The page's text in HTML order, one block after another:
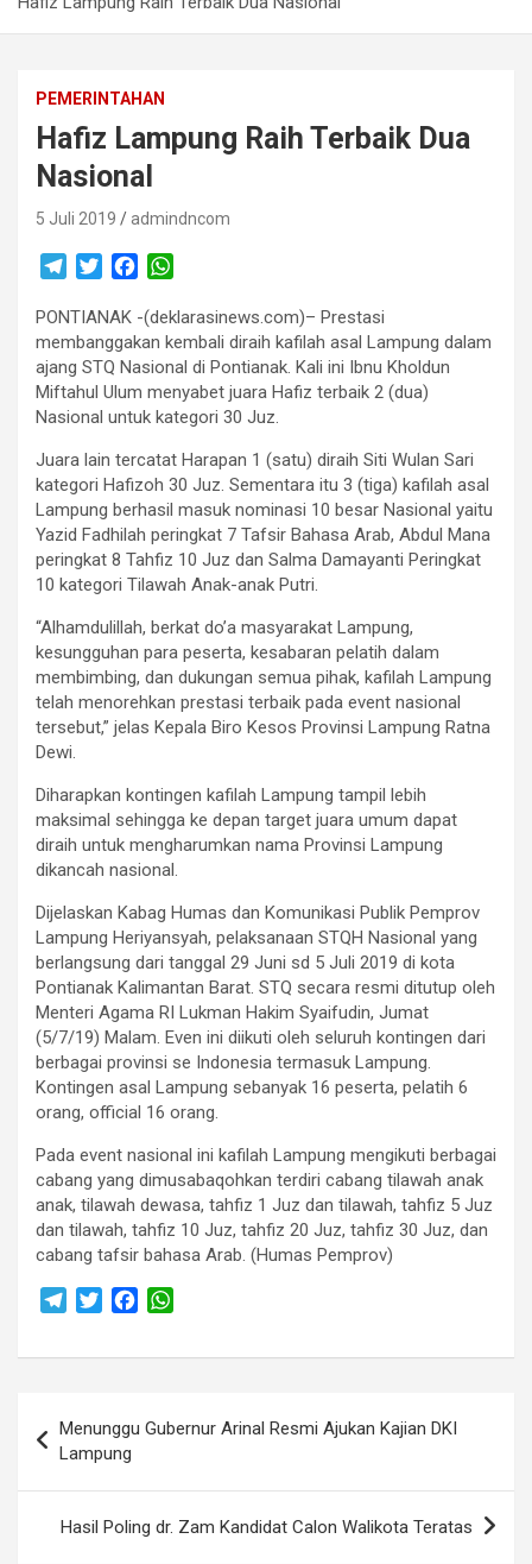
PEMERINTAHAN
Hafiz Lampung Raih Terbaik Dua
Nasional
5 Juli 2019 admindncom
l
e
g
r
a
i
t
t
e
c
e
b
o
o
a
t
s
A
p
p
PONTIANAK -(deklarasinews.com)– Prestasi
membanggakan kembali diraih kafilah asal Lampung dalam
ajang STQ Nasional di Pontianak. Kali ini Ibnu Kholdun
Miftahul Ulum menyabet juara Hafiz terbaik 2 (dua)
Nasional untuk kategori 30 Juz.
Juara lain tercatat Harapan 1 (satu) diraih Siti Wulan Sari
kategori Hafizoh 30 Juz. Sementara itu 3 (tiga) kafilah asal
Lampung berhasil masuk nominasi 10 besar Nasional yaitu
Yazid Fadhilah peringkat 7 Tafsir Bahasa Arab, Abdul Mana
peringkat 8 Tahfiz 10 Juz dan Salma Damayanti Peringkat
10 kategori Tilawah Anak-anak Putri.
“Alhamdulillah, berkat do’a masyarakat Lampung,
kesungguhan para peserta, kesabaran pelatih dalam
membimbing, dan dukungan semua pihak, kafilah Lampung
telah menorehkan prestasi terbaik pada event nasional
tersebut,” jelas Kepala Biro Kesos Provinsi Lampung Ratna
Dewi.
Diharapkan kontingen kafilah Lampung tampil lebih
maksimal sehingga ke depan target juara umum dapat
diraih untuk mengharumkan nama Provinsi Lampung
dikancah nasional.
Dijelaskan Kabag Humas dan Komunikasi Publik Pemprov
Lampung Heriyansyah, pelaksanaan STQH Nasional yang
berlangsung dari tanggal 29 Juni sd 5 Juli 2019 di kota
Pontianak Kalimantan Barat. STQ secara resmi ditutup oleh
Menteri Agama RI Lukman Hakim Syaifudin, Jumat
(5/7/19) Malam. Even ini diikuti oleh seluruh kontingen dari
berbagai provinsi se Indonesia termasuk Lampung.
Kontingen asal Lampung sebanyak 16 peserta, pelatih 6
orang, official 16 orang.
Pada event nasional ini kafilah Lampung mengikuti berbagai
cabang yang dimusabaqohkan terdiri cabang tilawah anak
anak, tilawah dewasa, tahfiz 1 Juz dan tilawah, tahfiz 5 Juz
dan tilawah, tahfiz 10 Juz, tahfiz 20 Juz, tahfiz 30 Juz, dan
cabang tafsir bahasa Arab. (Humas Pemprov)
l
r
a
i
e
r
c
o
a
A
pos
Menunggu Gubernur Arinal Resmi Ajukan Kajian DKI
Lampung
Hasil Poling dr. Zam Kandidat Calon Walikota Teratas